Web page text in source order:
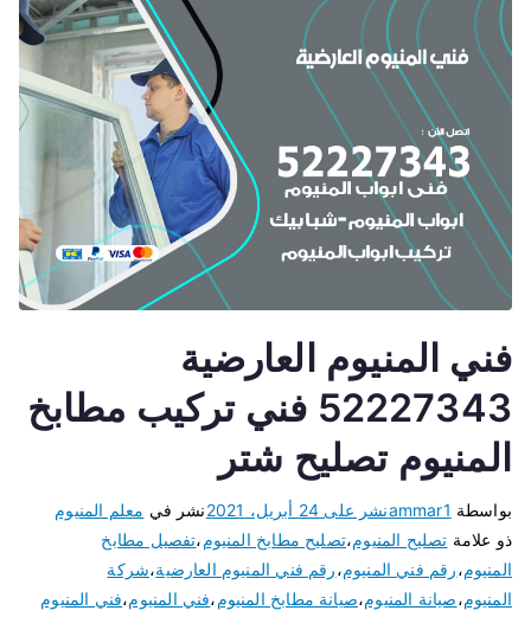
فني المنيوم العارضية
52227343 فني تركيب مطابخ
المنيوم تصليح شتر
بواسطة ammar1نشر على 24 أبريل، 2021 نشر في معلم المنيوم
ذو علامة تصليح المنيوم،تصليح مطابخ المنيوم،تفصيل مطابخ
المنيوم،رقم فني المنيوم،رقم فني المنيوم العارضية،شركة
المنيوم،صيانة المنيوم،صيانة مطابخ المنيوم،فني المنيوم،فني المنيوم